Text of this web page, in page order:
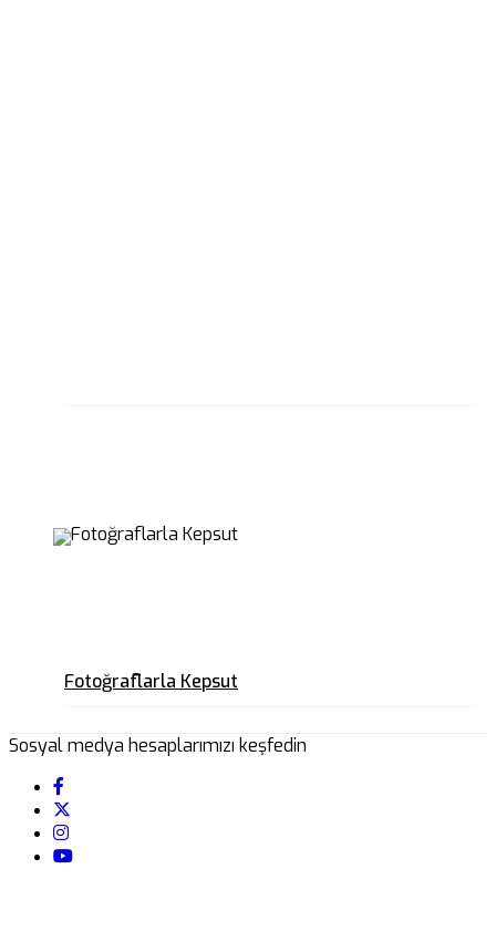
Fotoğraflarla Kepsut
Sosyal medya hesaplarımızı keşfedin